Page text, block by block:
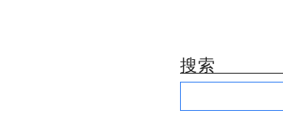
搜索
Search